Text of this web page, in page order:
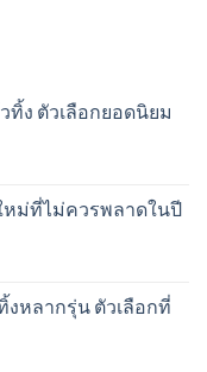
ทิ้ง ตัวเลือกยอดนิยม
หม่ที่ไม่ควรพลาดในปี
งหลากรุ่น ตัวเลือกที่